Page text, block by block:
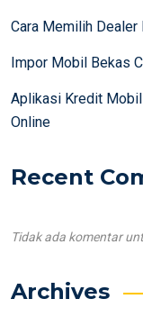
Cara Memilih
Impor Mobil Bekas
Aplikasi Kredit
Online
Recent
Tidak ada komentar
Archives